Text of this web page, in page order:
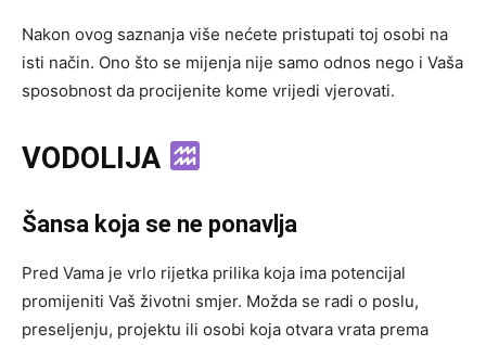
Nakon ovog saznanja više nećete pristupati toj osobi na
isti način. Ono što se mijenja nije samo odnos nego i Vaša
sposobnost da procijenite kome vrijedi vjerovati.
VODOLIJA
Šansa koja se ne ponavlja
Pred Vama je vrlo rijetka prilika koja ima potencijal
promijeniti Vaš životni smjer. Možda se radi o poslu,
preseljenju, projektu ili osobi koja otvara vrata prema